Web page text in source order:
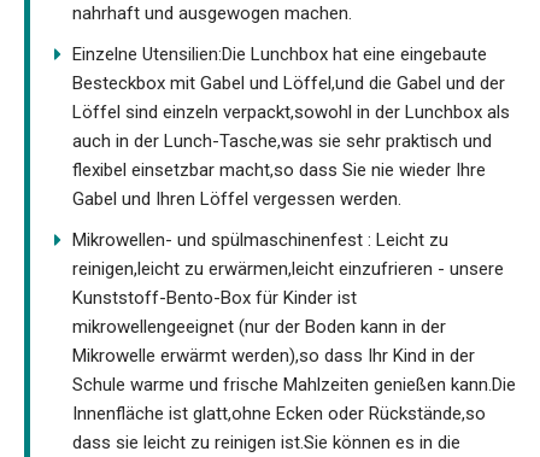
nahrhaft und ausgewogen machen.
Einzelne Utensilien:Die Lunchbox hat eine eingebaute
Besteckbox mit Gabel und Löffel,und die Gabel und der
Löffel sind einzeln verpackt,sowohl in der Lunchbox als
auch in der Lunch-Tasche,was sie sehr praktisch und
flexibel einsetzbar macht,so dass Sie nie wieder Ihre
Gabel und Ihren Löffel vergessen werden.
Mikrowellen- und spülmaschinenfest : Leicht zu
reinigen,leicht zu erwärmen,leicht einzufrieren - unsere
Kunststoff-Bento-Box für Kinder ist
mikrowellengeeignet (nur der Boden kann in der
Mikrowelle erwärmt werden),so dass Ihr Kind in der
Schule warme und frische Mahlzeiten genießen kann.Die
Innenfläche ist glatt,ohne Ecken oder Rückstände,so
dass sie leicht zu reinigen ist.Sie können es in die